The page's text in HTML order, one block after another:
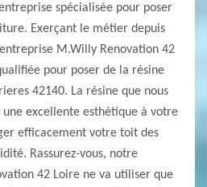
spécialisée pour poser
Exerçant le métier depuis
M.Willy Renovation 42
pour poser de la résine
42140. La résine que nous
excellente esthétique à votre
efficacement votre toit des
Rassurez-vous, notre
42 Loire ne va utiliser que